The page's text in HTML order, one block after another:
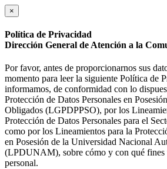
×
Política de Privacidad
Dirección General de Atención a la
Por favor, antes de proporcionarnos sus
momento para leer la siguiente Política de
informamos, de conformidad con lo
Protección de Datos Personales en
Obligados (LGPDPPSO), por los
Protección de Datos Personales para el
como por los Lineamientos para la
en Posesión de la Universidad Nacional
(LPDUNAM), sobre cómo y con qué fines
personal.